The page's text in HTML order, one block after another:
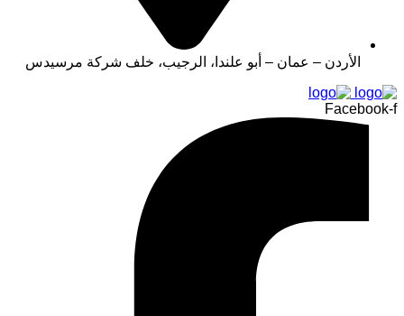
الأردن – عمان – أبو علندا، الرجيب، خلف شركة مرسيدس
Facebook-f